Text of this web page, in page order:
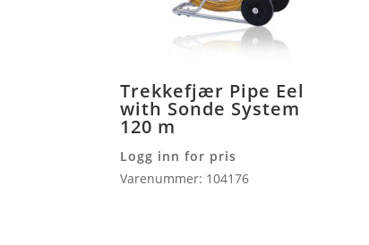
Trekkefjær Pipe Eel
with Sonde System
120 m
Logg inn for pris
Varenummer: 104176